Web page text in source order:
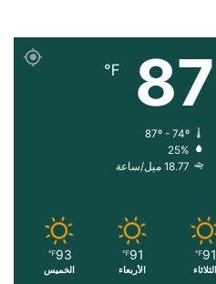
87
℉
87º - 74º
25%
18.77 ميل/ساعة
91
℉
الثلاثاء
91
℉
الأربعاء
93
℉
الخميس